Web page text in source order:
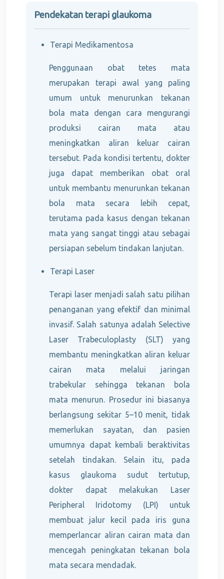
Pendekatan terapi glaukoma
Terapi Medikamentosa
Penggunaan obat tetes mata
merupakan terapi awal yang paling
umum untuk menurunkan tekanan
bola mata dengan cara mengurangi
produksi cairan mata atau
meningkatkan aliran keluar cairan
tersebut. Pada kondisi tertentu, dokter
juga dapat memberikan obat oral
untuk membantu menurunkan tekanan
bola mata secara lebih cepat,
terutama pada kasus dengan tekanan
mata yang sangat tinggi atau sebagai
persiapan sebelum tindakan lanjutan.
Terapi Laser
Terapi laser menjadi salah satu pilihan
penanganan yang efektif dan minimal
invasif. Salah satunya adalah Selective
Laser Trabeculoplasty (SLT) yang
membantu meningkatkan aliran keluar
cairan mata melalui jaringan
trabekular sehingga tekanan bola
mata menurun. Prosedur ini biasanya
berlangsung sekitar 5–10 menit, tidak
memerlukan sayatan, dan pasien
umumnya dapat kembali beraktivitas
setelah tindakan. Selain itu, pada
kasus glaukoma sudut tertutup,
dokter dapat melakukan Laser
Peripheral Iridotomy (LPI) untuk
membuat jalur kecil pada iris guna
memperlancar aliran cairan mata dan
mencegah peningkatan tekanan bola
mata secara mendadak.